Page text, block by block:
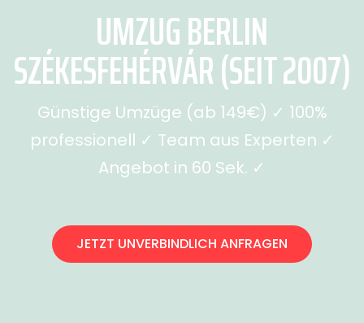
UMZUG BERLIN
SZÉKESFEHÉRVÁR (SEIT 2007)
Günstige Umzüge (ab 149€) ✓ 100%
professionell ✓ Team aus Experten ✓
Angebot in 60 Sek. ✓
JETZT UNVERBINDLICH ANFRAGEN